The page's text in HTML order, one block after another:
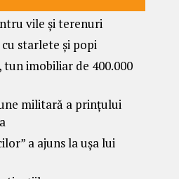
vile și terenuri
starlete și popi
tun imobiliar de 400.000
militară a prințului
a ajuns la ușa lui